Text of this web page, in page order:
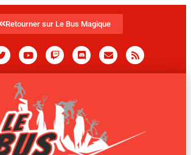
Retourner sur Le Bus Magique